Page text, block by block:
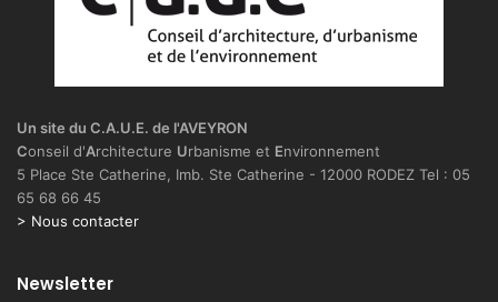
Un site du C.A.U.E. de l'AVEYRON
Conseil d'Architecture Urbanisme et Environnement
5 Place Ste Catherine, Imb. Ste Catherine - 12000 RODEZ Tel : 05
65 68 66 45
> Nous contacter
Newsletter